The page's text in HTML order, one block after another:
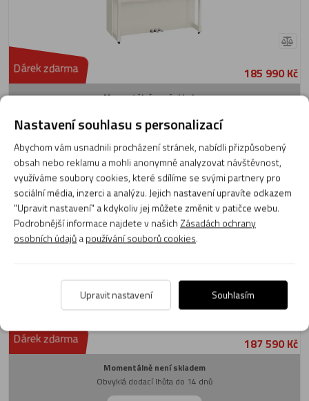
Dárek zdarma 185 990 Kč
Momentálně není skladem
Zobrazit produkt
Pianino Yamaha P116 M PE
Dárek zdarma 187 590 Kč
Momentálně není skladem
Obvyklá dodací lhůta do 14 dnů
Nastavení souhlasu s personalizací
Abychom vám usnadnili procházení stránek, nabídli přizpůsobený
obsah nebo reklamu a mohli anonymně analyzovat návštěvnost,
využíváme soubory cookies, které sdílíme se svými partnery pro
sociální média, inzerci a analýzu. Jejich nastavení upravíte odkazem
"Upravit nastavení" a kdykoliv jej můžete změnit v patičce webu.
Podrobnější informace najdete v našich Zásadách ochrany
osobních údajůapoužívání souborů cookies.
Upravit nastavení Souhlasím